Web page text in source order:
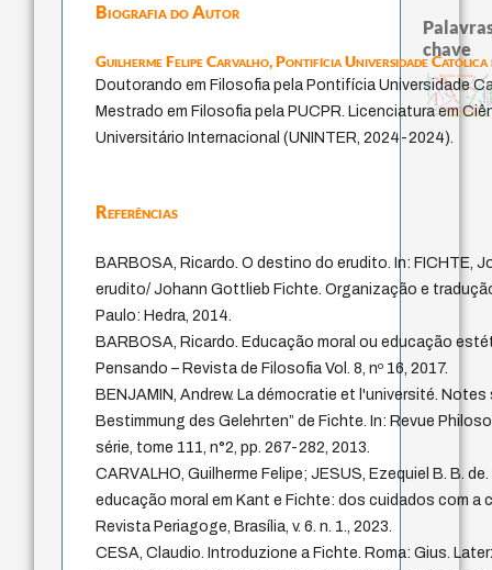
Biografia do Autor
Guilherme Felipe Carvalho,Pontifícia Universidade Católica
Doutorando em Filosofia pela Pontifícia Universidade
Mestrado em Filosofia pela PUCPR. Licenciatura em
Universitário Internacional (UNINTER, 2024-2024).
Referências
BARBOSA, Ricardo. O destino do erudito. In: FICHTE,
erudito/ Johann Gottlieb Fichte. Organização e
Paulo: Hedra, 2014.
BARBOSA, Ricardo. Educação moral ou educação
Pensando – Revista de Filosofia Vol. 8, nº 16, 2017.
BENJAMIN, Andrew. La démocratie et l'université. Notes
Bestimmung des Gelehrten” de Fichte. In: Revue
série, tome 111, n°2, pp. 267-282, 2013.
CARVALHO, Guilherme Felipe; JESUS, Ezequiel B. B.
educação moral em Kant e Fichte: dos cuidados com a
Revista Periagoge, Brasília, v. 6. n. 1., 2023.
CESA, Claudio. Introduzione a Fichte. Roma: Gius.
chave
fundamentalismojacobi
protágorasexperiência temporal
metafísica do tempo
género
idade
intolerância
homem-medida
filosofias indígenas
palavra
literatura (poética)
perdón
leyes
violencia guayaquil
logos
direito romano
lei
acquaintance desejo
bataille
mind
realidad